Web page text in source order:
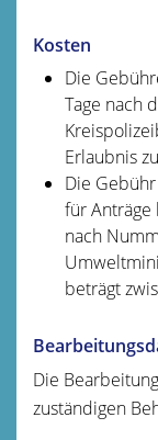
Kosten
Die
Tage nach
Erlaubnis
Die
für Anträge
nach
beträgt
Die
zuständigen